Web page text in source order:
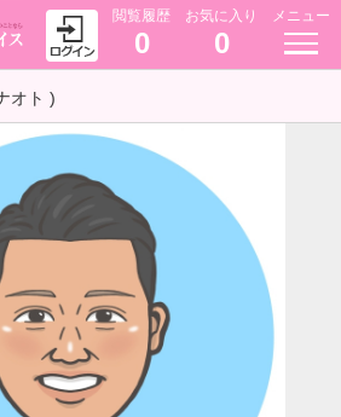
閲覧履歴
0
お気に入り
0
メニュー
オト )